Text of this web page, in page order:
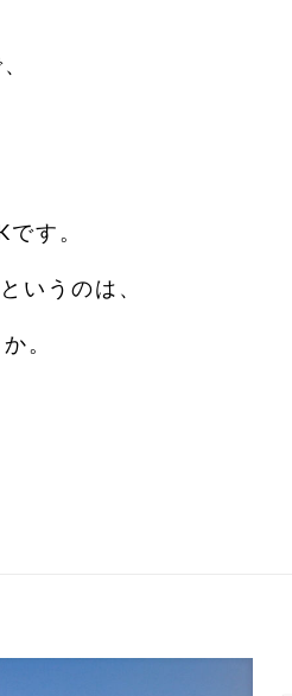
す。
いうのは、
。